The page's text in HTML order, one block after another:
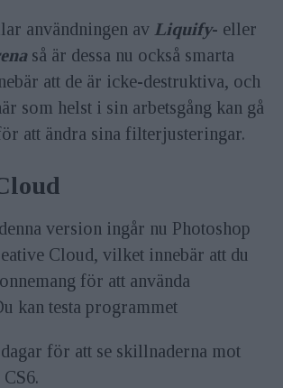
användningen av Liquify- eller
så är dessa nu också smarta
att de är icke-destruktiva, och
som helst i sin arbetsgång kan gå
att ändra sina filterjusteringar.
version ingår nu Photoshop
Cloud, vilket innebär att du
för att använda
kan testa programmet
för att se skillnaderna mot